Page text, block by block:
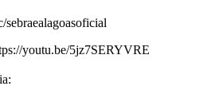
youtu.be/5jz7SERYVRE